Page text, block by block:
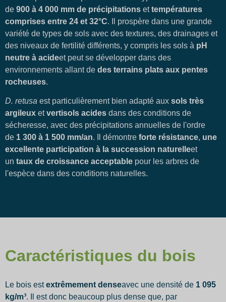
de 900 à 4 000 mm de précipitations ettempératures
comprises entre 24 et 32°C. Il prospère dans une grande
variété de types de sols avec des textures, des drainages et
des niveaux de fertilité différents, y compris les sols à pH
neutre à acideet peut se développer dans des
environnements allant de des terrains plats aux pentes
rocheuses.
D. retusa est particulièrement bien adapté aux sols très
argileux etvertisols acides dans des conditions de
sécheresse, avec des précipitations annuelles de l'ordre
de 1 300 à 1 500 mm/an. Il démontre forte résistance, une
excellente participation à la succession naturelleet
un taux de croissance acceptable pour les arbres de
l'espèce dans des conditions naturelles.
Caractéristiques du bois
Le bois estextrêmement denseavec une densité de 1 095
kg/m³. Il est donc beaucoup plus dense que, par